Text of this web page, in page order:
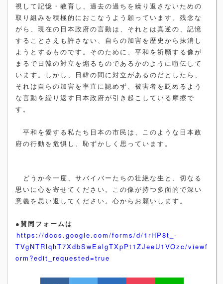
視して記憶・教育し、過去の過ちを繰り返さないための
取り組みを積極的におこなうよう願っています。残念な
がら、現在の日本政府の言動は、それとは真逆の、記憶
することさえも許さない、自らの加害を歴史から抹消し
ようとするものです。そのために、平和を祈願する像が
まるで日韓の対立を煽るものであるかのように喧伝して
います。しかし、日韓の間に対立があるのだとしたら、
それは自らの加害を率直に認めず、被害者を貶めるよう
な言動を繰り返す日本政府が引き起こしている摩擦で
す。
平和を愛する私たち日本の市民は、このような日本政
府の行動を危惧し、恥ずかしく思っています。
どうか今一度、サバイバーたちの壮絶な生と、切なる
思いに心を寄せてください。この像が持つ多面的で深い
意義を思い返してください。心からお願いします。
●賛同フォームは
https://docs.google.com/forms/d/1rHP8t_-
TVgNTRlqhT7XdbSwEalgTXpPt1ZJeeU1VOzc/viewf
orm?edit_requested=true